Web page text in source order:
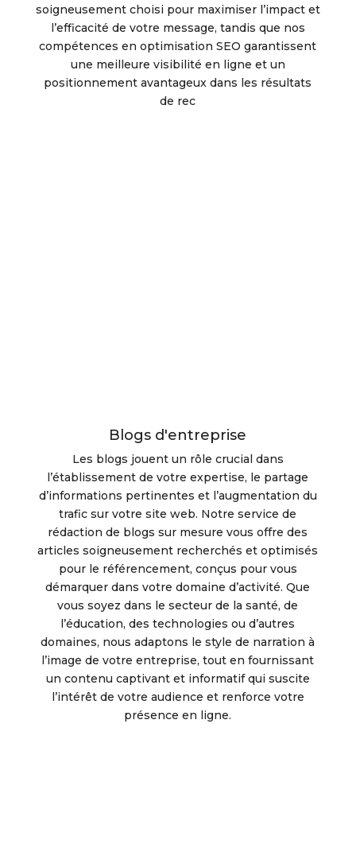
soigneusement choisi pour maximiser l’impact et
l’efficacité de votre message, tandis que nos
compétences en optimisation SEO garantissent
une meilleure visibilité en ligne et un
positionnement avantageux dans les résultats
de rec
Blogs d'entreprise
Les blogs jouent un rôle crucial dans
l’établissement de votre expertise, le partage
d’informations pertinentes et l’augmentation du
trafic sur votre site web. Notre service de
rédaction de blogs sur mesure vous offre des
articles soigneusement recherchés et optimisés
pour le référencement, conçus pour vous
démarquer dans votre domaine d’activité. Que
vous soyez dans le secteur de la santé, de
l’éducation, des technologies ou d’autres
domaines, nous adaptons le style de narration à
l’image de votre entreprise, tout en fournissant
un contenu captivant et informatif qui suscite
l’intérêt de votre audience et renforce votre
présence en ligne.